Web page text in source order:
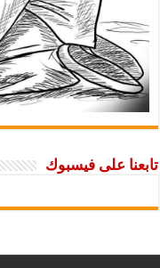
تابعنا على فيسبوك